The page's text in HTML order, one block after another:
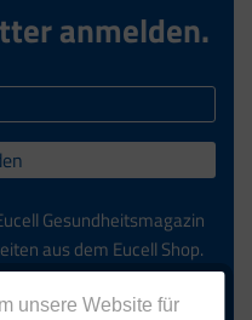
unsere Website für
anmelden.
Gesundheitsmagazin
aus dem Eucell Shop.
möglich.